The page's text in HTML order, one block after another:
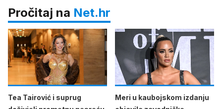
Pročitaj na Net.hr
Tea Tairović i suprug
Meri u kaubojskom izdanju